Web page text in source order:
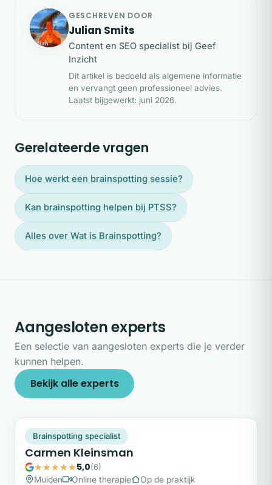
complementair therapeut loopt vergoeding via
het aanvullend pakket en is aansluiting bij een
erkende beroepsvereniging vereist. Controleer
altijd vooraf je polis.
scholing in traumawerk en aantoonbare ervaring
met jeugdtrauma. Aansluiting bij een
beroepsvereniging biedt extra
kwaliteitswaarborg. Voel je je niet veilig of
begrepen, kies dan een andere behandelaar;
vertrouwen is bij dit thema essentieel.
JS
GESCHREVEN DOOR
Julian Smits
Content en SEO specialist bij Geef
Inzicht
Dit artikel is bedoeld als algemene informatie
en vervangt geen professioneel advies.
Laatst bijgewerkt: juni 2026.
Gerelateerde vragen
Hoe werkt een brainspotting sessie?
Kan brainspotting helpen bij PTSS?
Alles over Wat is Brainspotting?
Aangesloten experts
Een selectie van aangesloten experts die je verder
kunnen helpen.
Bekijk alle experts
CK
Plek beschikbaar
Brainspotting specialist
Carmen Kleinsman
5,0(6)
Muiden
Online therapie
Op de praktijk